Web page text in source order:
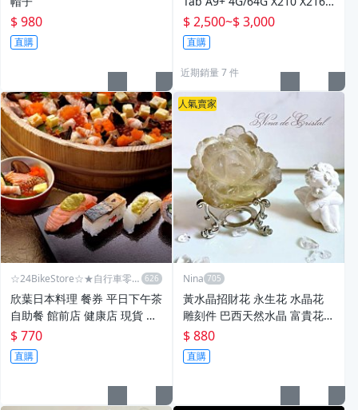
$ 980
直購
（LTE WIFI 11吋）
$ 2,500~$ 3,000
直購
近期銷量 7 件
☆24BikeStore☆★自行車零配
欣葉日本料理 餐券 平日下午茶
自助餐 館前店 健康店 現貨 電
子票券 免寄送 日式吃到飽 台
北 四張起訂
$ 770
直購
人氣賣家
Nina
黃水晶招財花 永生花 水晶花
雕刻件 巴西天然水晶 富貴花開
招財旺事業 客廳財位旺財燈💡
$ 880
直購